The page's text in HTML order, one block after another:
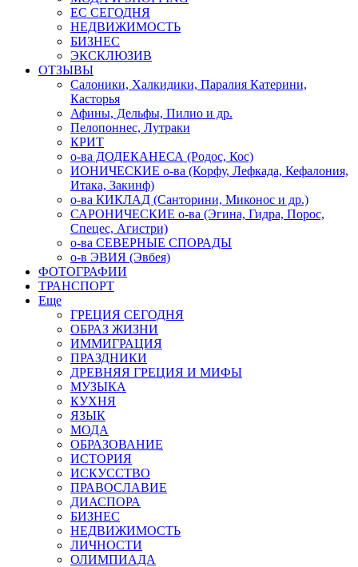
ЕС СЕГОДНЯ
НЕДВИЖИМОСТЬ
БИЗНЕС
ЭКСКЛЮЗИВ
ОТЗЫВЫ
Салоники, Халкидики, Паралия Катерини,
Касторья
Афины, Дельфы, Пилио и др.
Пелопоннес, Лутраки
КРИТ
о-ва ДОДЕКАНЕСА (Родос, Кос)
ИОНИЧЕСКИЕ о-ва (Корфу, Лефкада, Кефалония,
Итака, Закинф)
о-ва КИКЛАД (Санторини, Миконос и др.)
САРОНИЧЕСКИЕ о-ва (Эгина, Гидра, Порос,
Спецес, Агистри)
о-ва СЕВЕРНЫЕ СПОРАДЫ
о-в ЭВИЯ (Эвбея)
ФОТОГРАФИИ
ТРАНСПОРТ
Еще
ГРЕЦИЯ СЕГОДНЯ
ОБРАЗ ЖИЗНИ
ИММИГРАЦИЯ
ПРАЗДНИКИ
ДРЕВНЯЯ ГРЕЦИЯ И МИФЫ
МУЗЫКА
КУХНЯ
ЯЗЫК
МОДА
ОБРАЗОВАНИЕ
ИСТОРИЯ
ИСКУССТВО
ПРАВОСЛАВИЕ
ДИАСПОРА
БИЗНЕС
НЕДВИЖИМОСТЬ
ЛИЧНОСТИ
ОЛИМПИАДА